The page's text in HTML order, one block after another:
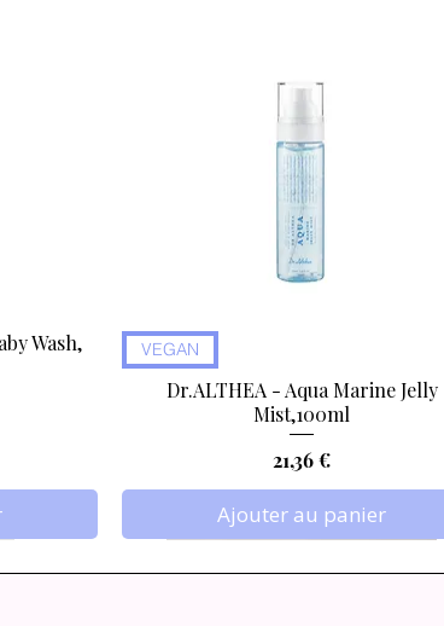
Formulation optimisée pour minimiser la
Convient aux peaux matures, fatiguées ou à
prévenir le vieillissement du regard.
Wash,
VEGAN
Dr.ALTHEA - Aqua Marine Jelly
Mist,100ml
Prix
21,36 €
Ajouter au panier